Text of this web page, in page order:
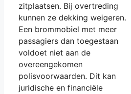
zitplaatsen. Bij overtreding
kunnen ze dekking weigeren.
Een brommobiel met meer
passagiers dan toegestaan
voldoet niet aan de
overeengekomen
polisvoorwaarden. Dit kan
juridische en financiële